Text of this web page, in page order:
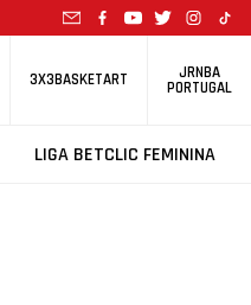
3X3BASKETART JRNBA
PORTUGAL
LIGA BETCLIC FEMININA